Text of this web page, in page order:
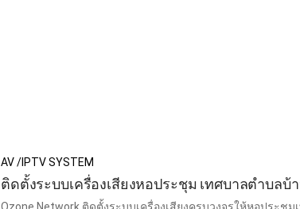
AV /IPTV SYSTEM
ติดตั้งระบบเครื่องเสียงหอประชุม เทศบาลตำบลบ้